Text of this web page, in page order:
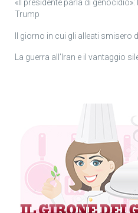
«Il presidente parla di
Trump
Il giorno in cui gli alleati smisero
La guerra all’Iran e il vantaggio